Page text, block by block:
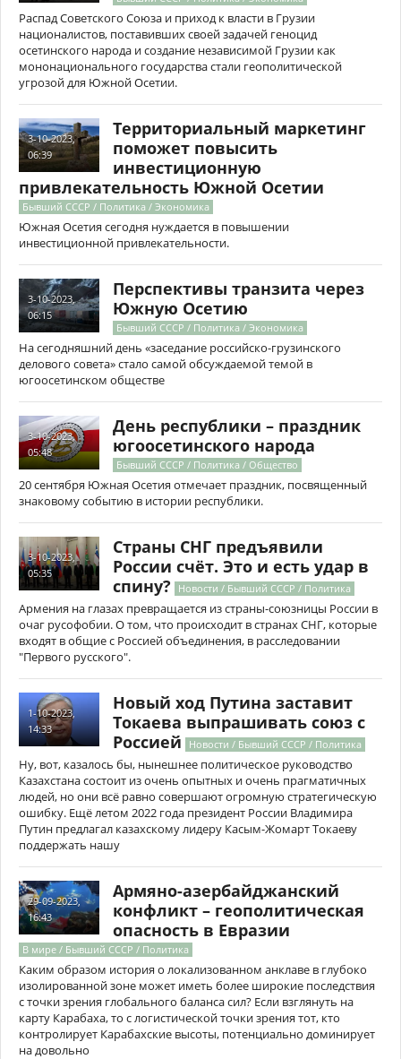
Распад Советского Союза и приход к власти в Грузии
националистов, поставивших своей задачей геноцид
осетинского народа и создание независимой Грузии как
мононационального государства стали геополитической
угрозой для Южной Осетии.
3-10-2023,
06:39
Территориальный маркетинг
поможет повысить
инвестиционную
привлекательность Южной Осетии
Бывший СССР / Политика / Экономика
Южная Осетия сегодня нуждается в повышении
инвестиционной привлекательности.
3-10-2023,
06:15
Перспективы транзита через
Южную Осетию
Бывший СССР / Политика / Экономика
На сегодняшний день «заседание российско-грузинского
делового совета» стало самой обсуждаемой темой в
югоосетинском обществе
3-10-2023,
05:48
День республики – праздник
югоосетинского народа
Бывший СССР / Политика / Общество
20 сентября Южная Осетия отмечает праздник, посвященный
знаковому событию в истории республики.
3-10-2023,
05:35
Страны СНГ предъявили
России счёт. Это и есть удар в
спину?
Новости / Бывший СССР / Политика
Армения на глазах превращается из страны-союзницы России в
очаг русофобии. О том, что происходит в странах СНГ, которые
входят в общие с Россией объединения, в расследовании
"Первого русского".
1-10-2023,
14:33
Новый ход Путина заставит
Токаева выпрашивать союз с
Россией
Новости / Бывший СССР / Политика
Ну, вот, казалось бы, нынешнее политическое руководство
Казахстана состоит из очень опытных и очень прагматичных
людей, но они всё равно совершают огромную стратегическую
ошибку. Ещё летом 2022 года президент России Владимира
Путин предлагал казахскому лидеру Касым-Жомарт Токаеву
поддержать нашу
29-09-2023,
16:43
Армяно-азербайджанский
конфликт – геополитическая
опасность в Евразии
В мире / Бывший СССР / Политика
Каким образом история о локализованном анклаве в глубоко
изолированной зоне может иметь более широкие последствия
с точки зрения глобального баланса сил? Если взглянуть на
карту Карабаха, то с логистической точки зрения тот, кто
контролирует Карабахские высоты, потенциально доминирует
на довольно